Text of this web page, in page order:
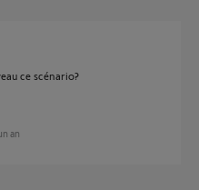
ce scénario?
an